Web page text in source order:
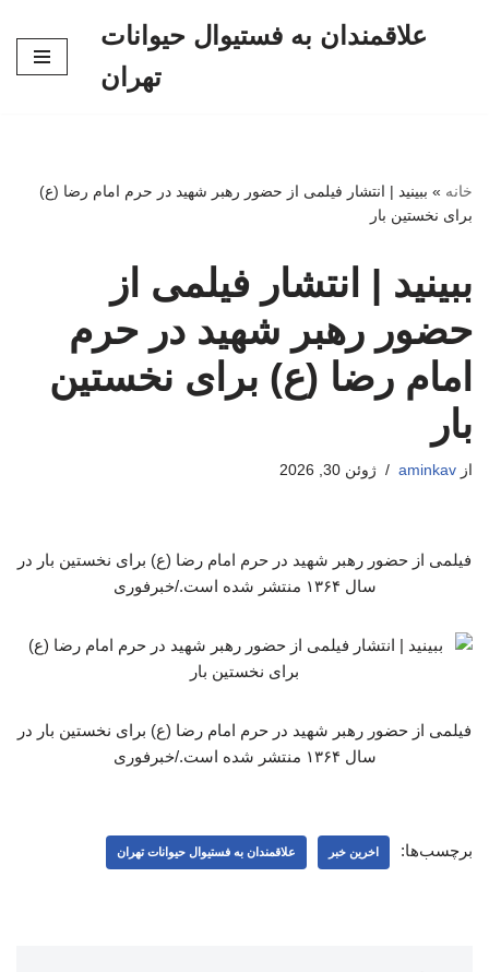
علاقمندان به فستیوال حیوانات
تهران
خانه » ببینید | انتشار فیلمی از حضور رهبر شهید در حرم امام رضا (ع)
برای نخستین بار
ببینید | انتشار فیلمی از
حضور رهبر شهید در حرم
امام رضا (ع) برای نخستین
بار
از aminkav ژوئن 30, 2026
فیلمی از حضور رهبر شهید در حرم امام رضا (ع) برای نخستین بار در
سال ۱۳۶۴ منتشر شده است./خبرفوری
فیلمی از حضور رهبر شهید در حرم امام رضا (ع) برای نخستین بار در
سال ۱۳۶۴ منتشر شده است./خبرفوری
برچسب‌ها: اخرین خبر علاقمندان به فستیوال حیوانات تهران